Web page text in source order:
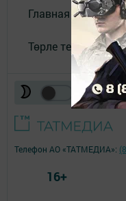
Главная
Төрле темалар
Телефон АО «ТАТМЕДИА»:
16+